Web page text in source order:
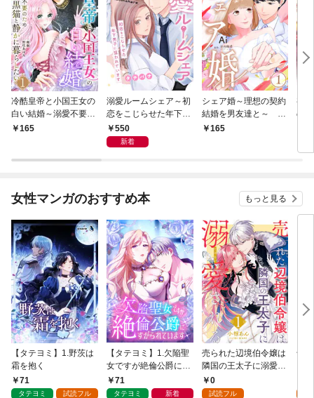
冷酷皇帝と小国王女の
白い結婚～溺愛不要の
ため黒猫と静かに暮ら
165
溺愛ルームシェア～初
恋をこじらせた年下男
子に狙われています～
【電子単行本版/限定特
550
新着
シェア婚～理想の契約
結婚を男友達と～ 1
巻165
初
の
女性マンガのおすすめ本 もっと見る
【タテヨミ】1.野茨は
霜を抱く
71
タテヨミ 試読フル
【タテヨミ】1.欠陥聖
女ですが絶倫公爵にす
がられています
71
タテヨミ 新着
売られた辺境伯令嬢は
隣国の王太子に溺愛さ
れる 1
0
試読フル
千
家